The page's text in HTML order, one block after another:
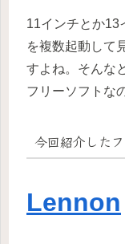
11インチとか13
を複数起動して
すよね。そんな
フリーソフトな
今回紹介した
Lennon